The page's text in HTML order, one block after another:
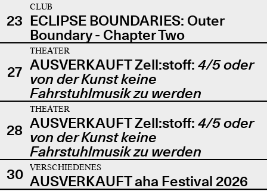
23
CLUB
ECLIPSE BOUNDARIES: Outer
Boundary - Chapter Two
27
THEATER
AUSVERKAUFT Zell:stoff: 4/5 oder
von der Kunst keine
Fahrstuhlmusik zu werden
28
THEATER
AUSVERKAUFT Zell:stoff: 4/5 oder
von der Kunst keine
Fahrstuhlmusik zu werden
30
VERSCHIEDENES
AUSVERKAUFT aha Festival 2026